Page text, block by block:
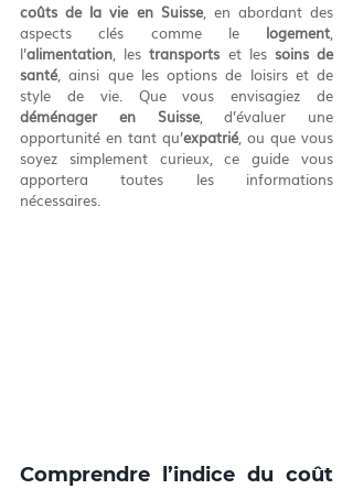
coûts de la vie en Suisse, en abordant des
aspects clés comme le logement,
l’alimentation, les transports et les soins de
santé, ainsi que les options de loisirs et de
déménager en Suisse, d’évaluer une
opportunité en tant qu’expatrié, ou que vous
soyez simplement curieux, ce guide vous
apportera toutes les informations
nécessaires.
Comprendre l’indice du coût